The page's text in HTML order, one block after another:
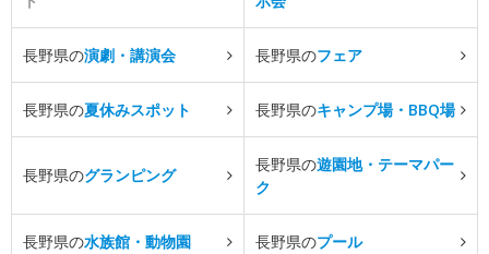
長野県の演劇・講演会 長野県のフェア
長野県の夏休みスポット 長野県のキャンプ場・BBQ場
長野県のグランピング
長野県の遊園地・テーマパー
ク
長野県の水族館・動物園 長野県のプール